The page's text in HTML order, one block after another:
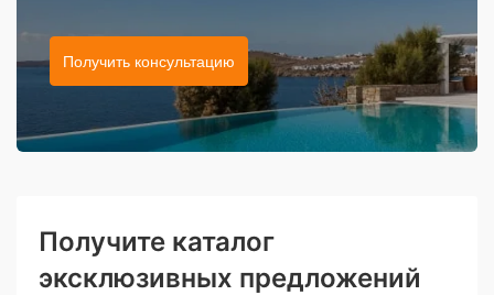
Получить консультацию
Получите каталог
эксклюзивных предложений